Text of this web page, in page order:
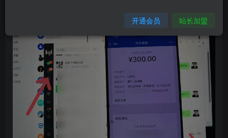
开通会员 站长加盟